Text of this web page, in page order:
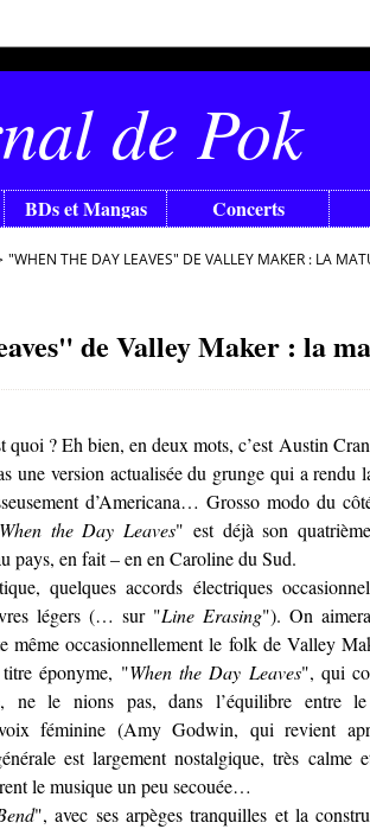
de Pok
BDs et Mangas Concerts
"WHEN THE DAY LEAVES" DE VALLEY MAKER : LA
de Valley Maker : la
quoi ? Eh bien, en deux mots, c’est Austin
une version actualisée du grunge qui a rendu
d’Americana… Grosso modo du
When the Day Leaves" est déjà son
pays, en fait – en en Caroline du Sud.
quelques accords électriques
légers (… sur "Line Erasing"). On
même occasionnellement le folk de Valley
éponyme, "When the Day Leaves", qui
ne le nions pas, dans l’équilibre entre
féminine (Amy Godwin, qui revient
est largement nostalgique, très calme
le musique un peu secouée…
", avec ses arpèges tranquilles et la